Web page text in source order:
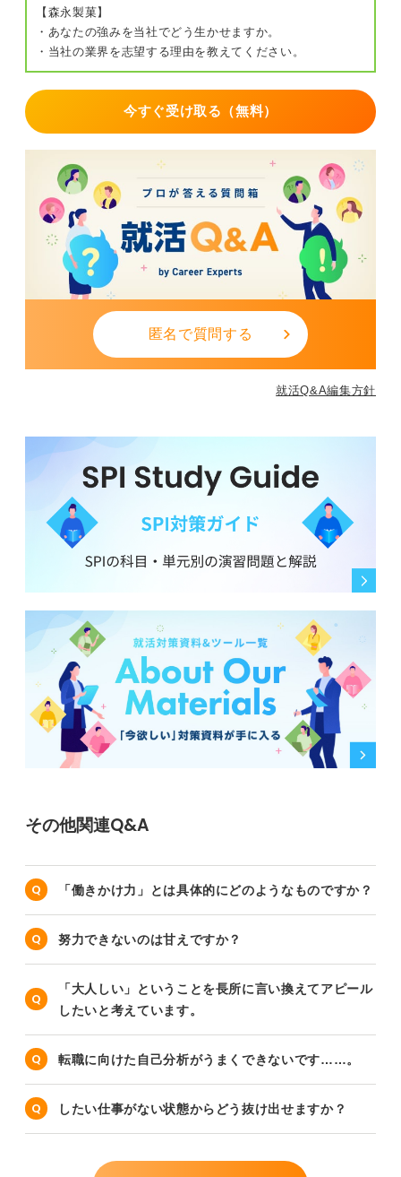
【森永製菓】
・あなたの強みを当社でどう生かせますか。
・当社の業界を志望する理由を教えてください。
今すぐ受け取る（無料）
匿名で質問する
就活Q&A編集方針
その他関連Q&A
「働きかけ力」とは具体的にどのようなものですか？
努力できないのは甘えですか？
「大人しい」ということを長所に言い換えてアピール
したいと考えています。
転職に向けた自己分析がうまくできないです……。
したい仕事がない状態からどう抜け出せますか？